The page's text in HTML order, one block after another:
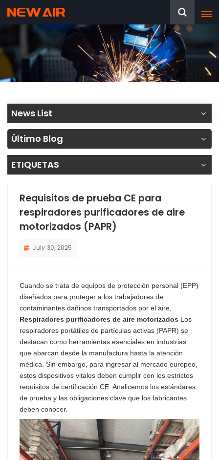
News List
Último Blog
ETIQUETAS
Requisitos de prueba CE para
respiradores purificadores de aire
motorizados (PAPR)
July 30, 2025
Cuando se trata de equipos de protección personal (EPP)
diseñados para proteger a los trabajadores de
contaminantes dañinos transportados por el aire,
Respiradores purificadores de aire motorizados Los
respiradores portátiles de partículas activas (PAPR) se
destacan como herramientas esenciales en industrias
que abarcan desde la manufactura hasta la atención
médica. Sin embargo, para ingresar al mercado europeo,
estos dispositivos vitales deben cumplir con los estrictos
requisitos de certificación CE. Analicemos los estándares
de prueba y las obligaciones clave que los fabricantes
deben conocer.